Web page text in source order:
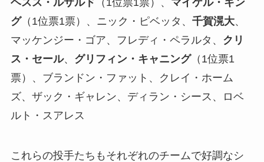
グ（1位票1票）、ニック・ピベッタ、 千賀滉大、
マッケンジー・ゴア、フレディ・ペラルタ、 クリ
ス・セール、 グリフィン・キャニング（1位票1
票）、ブランドン・ファット、クレイ・ホーム
ズ、ザック・ギャレン、ディラン・シース、ロベ
ルト・スアレス
これらの投手たちもそれぞれのチームで好調なシ